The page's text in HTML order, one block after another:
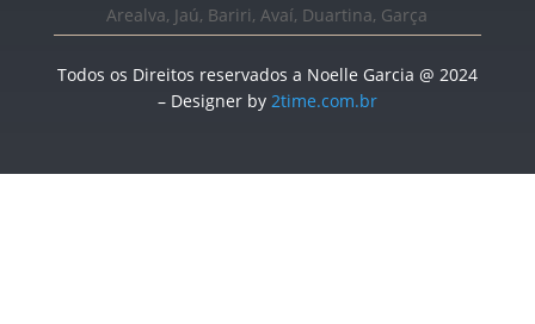
Arealva, Jaú, Bariri, Avaí, Duartina, Garça
Todos os Direitos reservados a Noelle Garcia @ 2024
– Designer by 2time.com.br